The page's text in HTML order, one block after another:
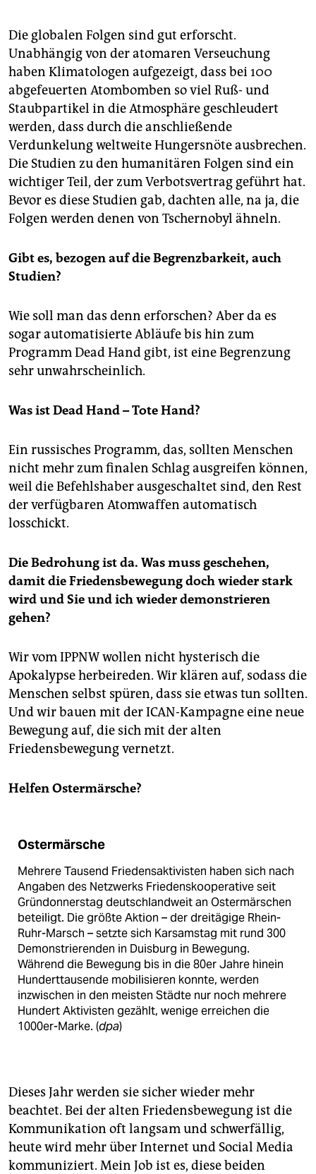
Die globalen Folgen sind gut erforscht.
Unabhängig von der atomaren Verseuchung
haben Klimatologen aufgezeigt, dass bei 100
abgefeuerten Atombomben so viel Ruß- und
Staubpartikel in die Atmosphäre geschleudert
werden, dass durch die anschließende
Verdunkelung weltweite Hungersnöte ausbrechen.
Die Studien zu den humanitären Folgen sind ein
wichtiger Teil, der zum Verbotsvertrag geführt hat.
Bevor es diese Studien gab, dachten alle, na ja, die
Folgen werden denen von Tschernobyl ähneln.
Gibt es, bezogen auf die Begrenzbarkeit, auch
Studien?
Wie soll man das denn erforschen? Aber da es
sogar automatisierte Abläufe bis hin zum
Programm Dead Hand gibt, ist eine Begrenzung
sehr unwahrscheinlich.
Was ist Dead Hand – Tote Hand?
Ein russisches Programm, das, sollten Menschen
nicht mehr zum finalen Schlag ausgreifen können,
weil die Befehlshaber ausgeschaltet sind, den Rest
der verfügbaren Atomwaffen automatisch
losschickt.
Die Bedrohung ist da. Was muss geschehen,
damit die Friedensbewegung doch wieder stark
wird und Sie und ich wieder demonstrieren
gehen?
Wir vom IPPNW wollen nicht hysterisch die
Apokalypse herbeireden. Wir klären auf, sodass die
Menschen selbst spüren, dass sie etwas tun sollten.
Und wir bauen mit der ICAN-Kampagne eine neue
Bewegung auf, die sich mit der alten
Friedensbewegung vernetzt.
Helfen Ostermärsche?
Ostermärsche
Mehrere Tausend Friedensaktivisten haben sich nach
Angaben des Netzwerks Friedenskooperative seit
Gründonnerstag deutschlandweit an Ostermärschen
beteiligt. Die größte Aktion – der dreitägige Rhein-
Ruhr-Marsch – setzte sich Karsamstag mit rund 300
Demonstrierenden in Duisburg in Bewegung.
Während die Bewegung bis in die 80er Jahre hinein
Hunderttausende mobilisieren konnte, werden
inzwischen in den meisten Städte nur noch mehrere
Hundert Aktivisten gezählt, wenige erreichen die
1000er-Marke. (dpa)
Dieses Jahr werden sie sicher wieder mehr
beachtet. Bei der alten Friedensbewegung ist die
Kommunikation oft langsam und schwerfällig,
heute wird mehr über Internet und Social Media
kommuniziert. Mein Job ist es, diese beiden